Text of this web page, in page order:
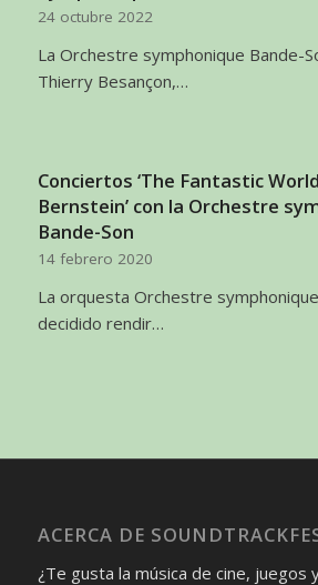
24 octubre 2022
La Orchestre symphonique Bande-
Thierry Besançon,…
Conciertos ‘The Fantastic
Bernstein’ con la Orchestre
Bande-Son
14 febrero 2020
La orquesta Orchestre
decidido rendir…
ACERCA DE
¿Te gusta la música de cine, juegos